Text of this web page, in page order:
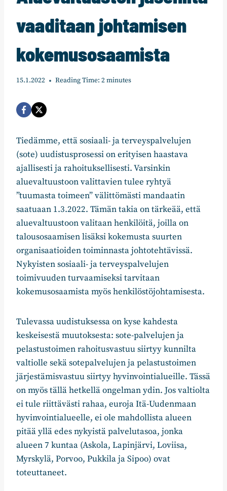
vaaditaan johtamisen
kokemusosaamista
15.1.2022 Reading Time: 2minutes
Tiedämme, että sosiaali- ja terveyspalvelujen
(sote) uudistusprosessi on erityisen haastava
ajallisesti ja rahoituksellisesti. Varsinkin
aluevaltuustoon valittavien tulee ryhtyä
”tuumasta toimeen” välittömästi mandaatin
saatuaan 1.3.2022. Tämän takia on tärkeää, että
aluevaltuustoon valitaan henkilöitä, joilla on
talousosaamisen lisäksi kokemusta suurten
organisaatioiden toiminnasta johtotehtävissä.
Nykyisten sosiaali- ja terveyspalvelujen
toimivuuden turvaamiseksi tarvitaan
kokemusosaamista myös henkilöstöjohtamisesta.
Tulevassa uudistuksessa on kyse kahdesta
keskeisestä muutoksesta: sote-palvelujen ja
pelastustoimen rahoitusvastuu siirtyy kunnilta
valtiolle sekä sotepalvelujen ja pelastustoimen
järjestämisvastuu siirtyy hyvinvointialueille. Tässä
on myös tällä hetkellä ongelman ydin. Jos valtiolta
ei tule riittävästi rahaa, euroja Itä-Uudenmaan
hyvinvointialueelle, ei ole mahdollista alueen
pitää yllä edes nykyistä palvelutasoa, jonka
alueen 7 kuntaa (Askola, Lapinjärvi, Loviisa,
Myrskylä, Porvoo, Pukkila ja Sipoo) ovat
toteuttaneet.